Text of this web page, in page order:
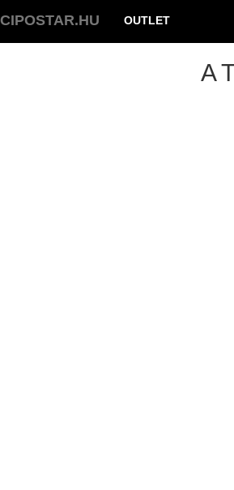
CIPOSTAR.HU OUTLET
A